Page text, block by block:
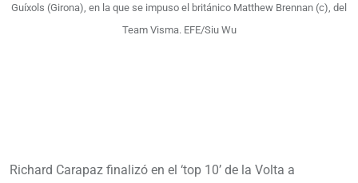
Guíxols (Girona), en la que se impuso el británico Matthew Brennan (c), del
Team Visma. EFE/Siu Wu
Richard Carapaz finalizó en el ‘top 10’ de la Volta a